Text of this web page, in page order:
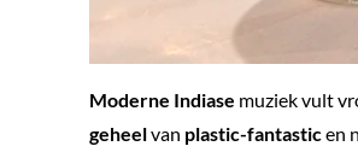
Moderne Indiase muziek vult
geheelvan plastic-fantasticen